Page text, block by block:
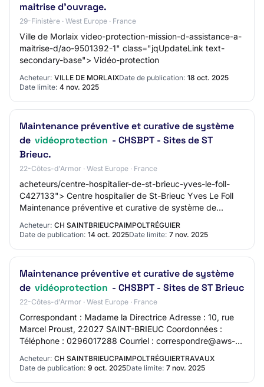
maitrise d'ouvrage.
29-Finistère · West Europe · France
Ville de Morlaix video-protection-mission-d-assistance-a-
maitrise-d/ao-9501392-1" class="jqUpdateLink text-
secondary-base"> Vidéo-protection
Acheteur: VILLE DE MORLAIXDate de publication: 18 oct. 2025
Date limite: 4 nov. 2025
Maintenance préventive et curative de système
de vidéoprotection - CHSBPT - Sites de ST
Brieuc.
22-Côtes-d'Armor · West Europe · France
acheteurs/centre-hospitalier-de-st-brieuc-yves-le-foll-
C427133"> Centre hospitalier de St-Brieuc Yves Le Foll
Maintenance préventive et curative de système de
Acheteur: CH SAINTBRIEUCPAIMPOLTRÉGUIER
Date de publication: 14 oct. 2025Date limite: 7 nov. 2025
Maintenance préventive et curative de système
de vidéoprotection - CHSBPT - Sites de ST Brieuc
22-Côtes-d'Armor · West Europe · France
Correspondant : Madame la Directrice Adresse : 10, rue
Marcel Proust, 22027 SAINT-BRIEUC Coordonnées :
Téléphone : 0296017288 Courriel : correspondre@aws-
france.com Adresse internet : https://www.ch-…
Acheteur: CH SAINTBRIEUCPAIMPOLTRÉGUIERTRAVAUX
Date de publication: 9 oct. 2025Date limite: 7 nov. 2025